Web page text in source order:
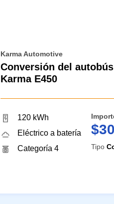
Karma Automotive
Conversión del
Karma E450
120 kWh
Eléctrico a batería
Categoría 4
Tipo